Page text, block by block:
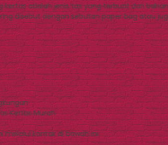
kertas adalah jenis tas yang terbuat dari
disebut dengan sebutan paper bag atau
Kertas Murah
melalui kontak di bawah ini.